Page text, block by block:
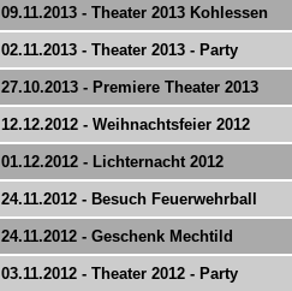
09.11.2013 - Theater 2013 Kohlessen
02.11.2013 - Theater 2013 - Party
27.10.2013 - Premiere Theater 2013
12.12.2012 - Weihnachtsfeier 2012
01.12.2012 - Lichternacht 2012
24.11.2012 - Besuch Feuerwehrball
24.11.2012 - Geschenk Mechtild
03.11.2012 - Theater 2012 - Party